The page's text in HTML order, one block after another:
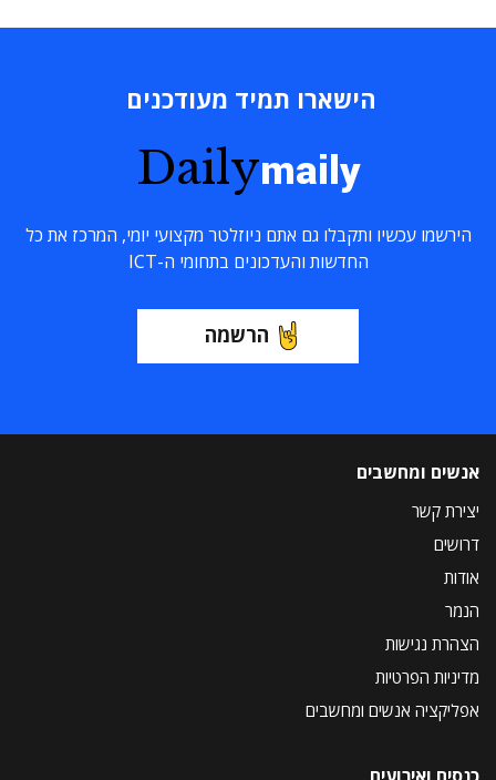
הישארו תמיד מעודכנים
Dailymaily
הירשמו עכשיו ותקבלו גם אתם ניוזלטר מקצועי יומי, המרכז את כל
החדשות והעדכונים בתחומי ה-ICT
הרשמה
אנשים ומחשבים
יצירת קשר
דרושים
אודות
הנמר
הצהרת נגישות
מדיניות הפרטיות
אפליקציה אנשים ומחשבים